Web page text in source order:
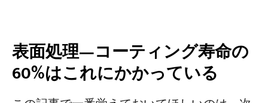
表面処理—コーティング寿命の
60%はこれにかかっている